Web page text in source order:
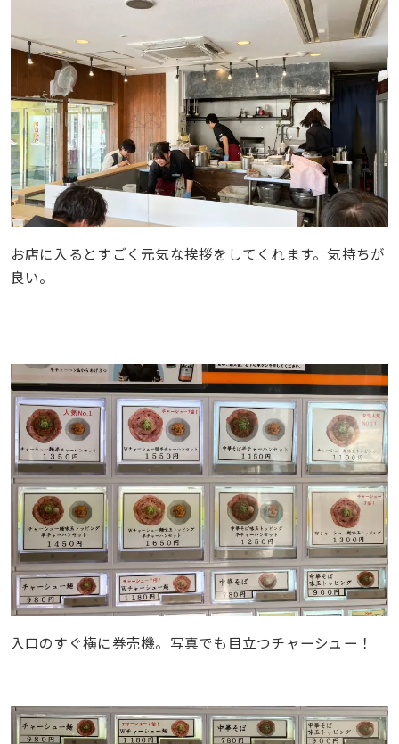
お店に入るとすごく元気な挨拶をしてくれます。気持ちが
良い。
入口のすぐ横に券売機。写真でも目立つチャーシュー！